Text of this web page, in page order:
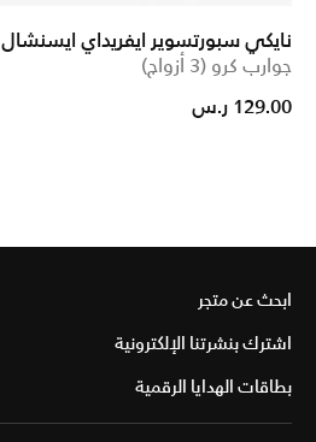
نايكي سبورتسوير ايفريداي ايسنشال
جوارب كرو (3 أزواج)
129.00 ر.س
ابحث عن متجر
اشترك بنشرتنا الإلكترونية
بطاقات الهدايا الرقمية